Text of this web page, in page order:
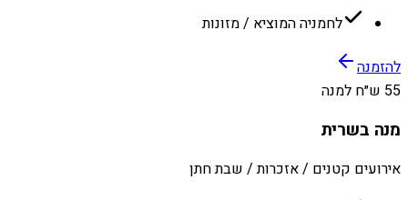
לחמניה המוציא / מזונות
להזמנה
55 ש״ח למנה
מנה בשרית
אירועים קטנים / אזכרות / שבת חתן